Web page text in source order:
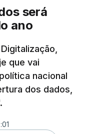
será
ano
que vai
nacional
dos dados,